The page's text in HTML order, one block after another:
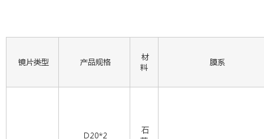
镜片类型 产品规格
材
料
膜系
D20*2
石